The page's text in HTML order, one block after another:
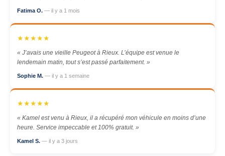
Fatima O. — il y a 1 mois
★★★★★
« J’avais une vieille Peugeot à Rieux. L’équipe est venue le
lendemain matin, tout s’est passé parfaitement. »
Sophie M. — il y a 1 semaine
★★★★★
« Kamel est venu à Rieux, il a récupéré mon véhicule en moins d’une
heure. Service impeccable et 100% gratuit. »
Kamel S. — il y a 3 jours